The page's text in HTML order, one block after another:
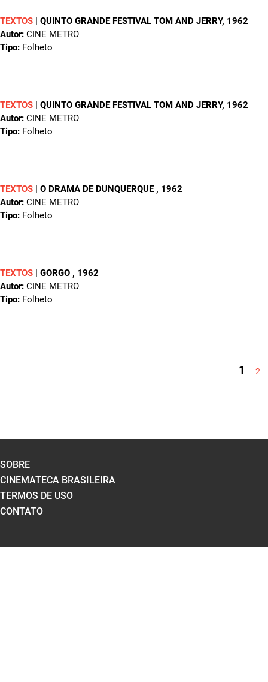
TEXTOS | QUINTO GRANDE FESTIVAL TOM AND JERRY, 1962
Autor: CINE METRO
Tipo: Folheto
TEXTOS | QUINTO GRANDE FESTIVAL TOM AND JERRY, 1962
Autor: CINE METRO
Tipo: Folheto
TEXTOS | O DRAMA DE DUNQUERQUE , 1962
Autor: CINE METRO
Tipo: Folheto
TEXTOS | GORGO , 1962
Autor: CINE METRO
Tipo: Folheto
1 2
SOBRE
CINEMATECA BRASILEIRA
TERMOS DE USO
CONTATO